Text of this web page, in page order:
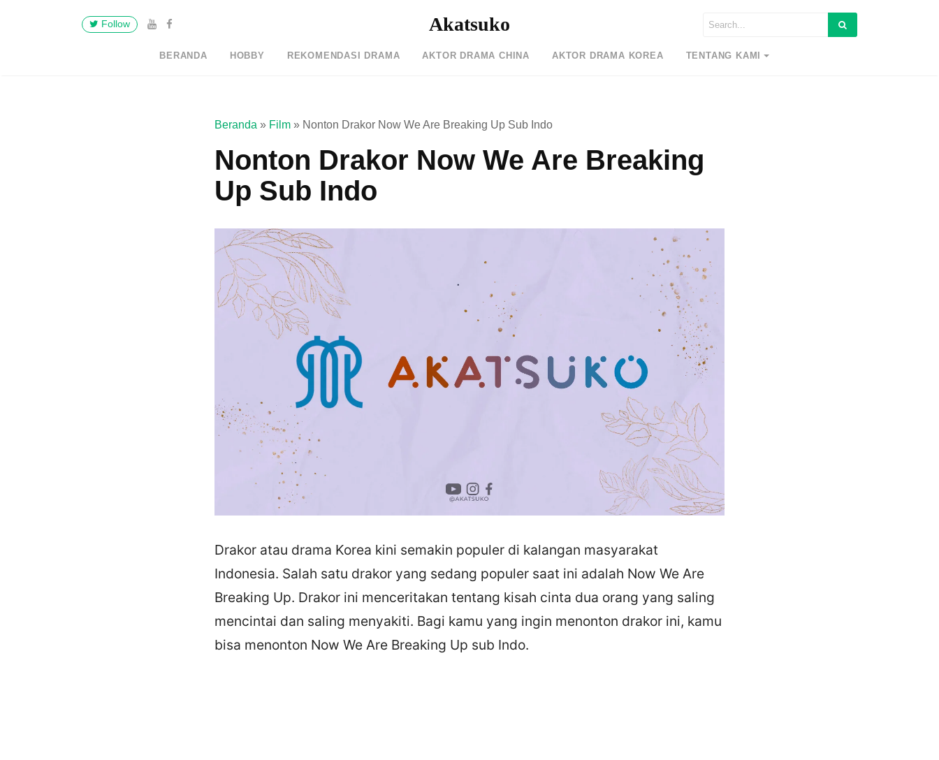
Follow Akatsuko
BERANDA HOBBY REKOMENDASI DRAMA AKTOR DRAMA CHINA AKTOR DRAMA KOREA TENTANG KAMI
Beranda » Film » Nonton Drakor Now We Are Breaking Up Sub Indo
Nonton Drakor Now We Are Breaking
Up Sub Indo
Drakor atau drama Korea kini semakin populer di kalangan masyarakat
Indonesia. Salah satu drakor yang sedang populer saat ini adalah Now We Are
Breaking Up. Drakor ini menceritakan tentang kisah cinta dua orang yang saling
mencintai dan saling menyakiti. Bagi kamu yang ingin menonton drakor ini, kamu
bisa menonton Now We Are Breaking Up sub Indo.